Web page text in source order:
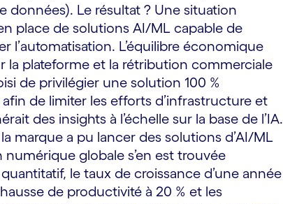
données). Le résultat ? Une situation
place de solutions AI/ML capable de
l’automatisation. L’équilibre économique
la plateforme et la rétribution commerciale
de privilégier une solution 100 %
de limiter les efforts d’infrastructure et
des insights à l’échelle sur la base de l’IA.
marque a pu lancer des solutions d’AI/ML
globale s’en est trouvée
le taux de croissance d’une année
de productivité à 20 % et les